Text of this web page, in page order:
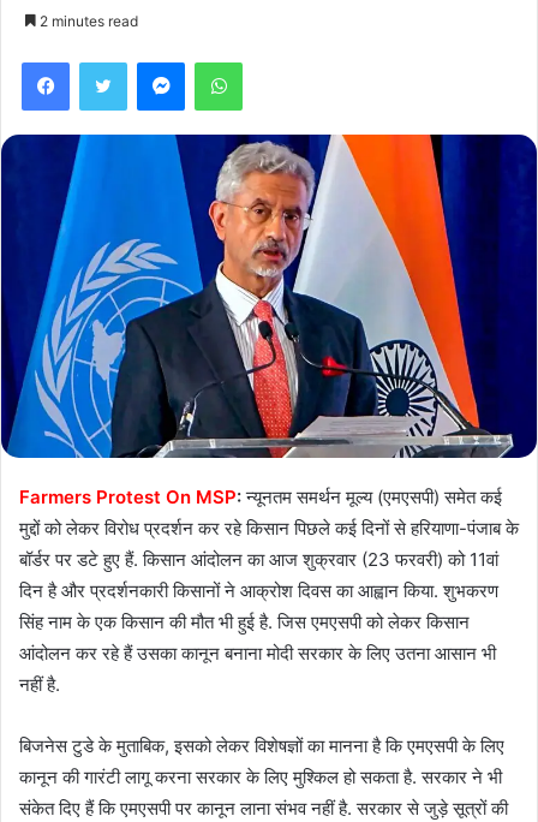
2 minutes read
FacebookTwitter MessengerWhatsApp
Farmers Protest On MSP:न्यूनतम समर्थन मूल्य (एमएसपी) समेत कई
मुद्दों को लेकर विरोध प्रदर्शन कर रहे किसान पिछले कई दिनों से हरियाणा-पंजाब के
बॉर्डर पर डटे हुए हैं. किसान आंदोलन का आज शुक्रवार (23 फरवरी) को 11वां
दिन है और प्रदर्शनकारी किसानों ने आक्रोश दिवस का आह्वान किया. शुभकरण
सिंह नाम के एक किसान की मौत भी हुई है. जिस एमएसपी को लेकर किसान
आंदोलन कर रहे हैं उसका कानून बनाना मोदी सरकार के लिए उतना आसान भी
नहीं है.
बिजनेस टुडे के मुताबिक, इसको लेकर विशेषज्ञों का मानना है कि एमएसपी के लिए
कानून की गारंटी लागू करना सरकार के लिए मुश्किल हो सकता है. सरकार ने भी
संकेत दिए हैं कि एमएसपी पर कानून लाना संभव नहीं है. सरकार से जुड़े सूत्रों की